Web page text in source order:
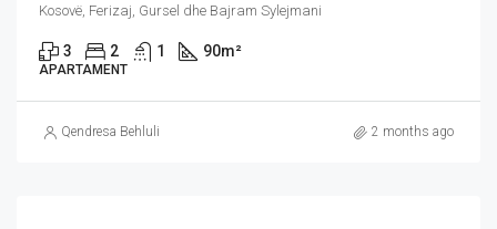
Kosovë, Ferizaj, Gursel dhe Bajram Sylejmani
3 2 1 90m²
APARTAMENT
Qendresa Behluli 2 months ago